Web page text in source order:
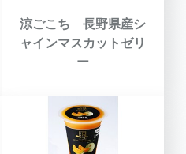
涼ごこち 長野県産シ
ャインマスカットゼリ
ー